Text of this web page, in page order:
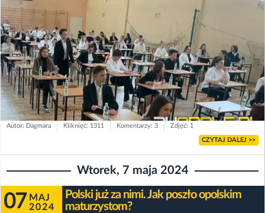
Autor: Dagmara Kliknięć: 1311 Komentarzy: 3 Zdjęć: 1
CZYTAJ DALEJ >>
Wtorek, 7 maja 2024
07 MAJ
2024
Polski już za nimi. Jak poszło opolskim
maturzystom?